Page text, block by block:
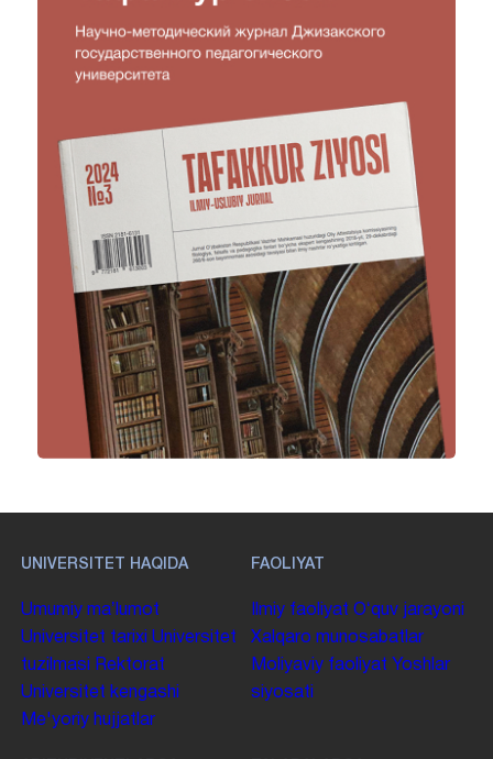
UNIVERSITET HAQIDA
Umumiy maʼlumot
Universitet tarixi Universitet
tuzilmasi
Rektorat
Universitet kengashi
Me'yoriy hujjatlar
FAOLIYAT
Ilmiy faoliyat Oʻquv jarayoni
Xalqaro munosabatlar
Moliyaviy faoliyat Yoshlar
siyosati